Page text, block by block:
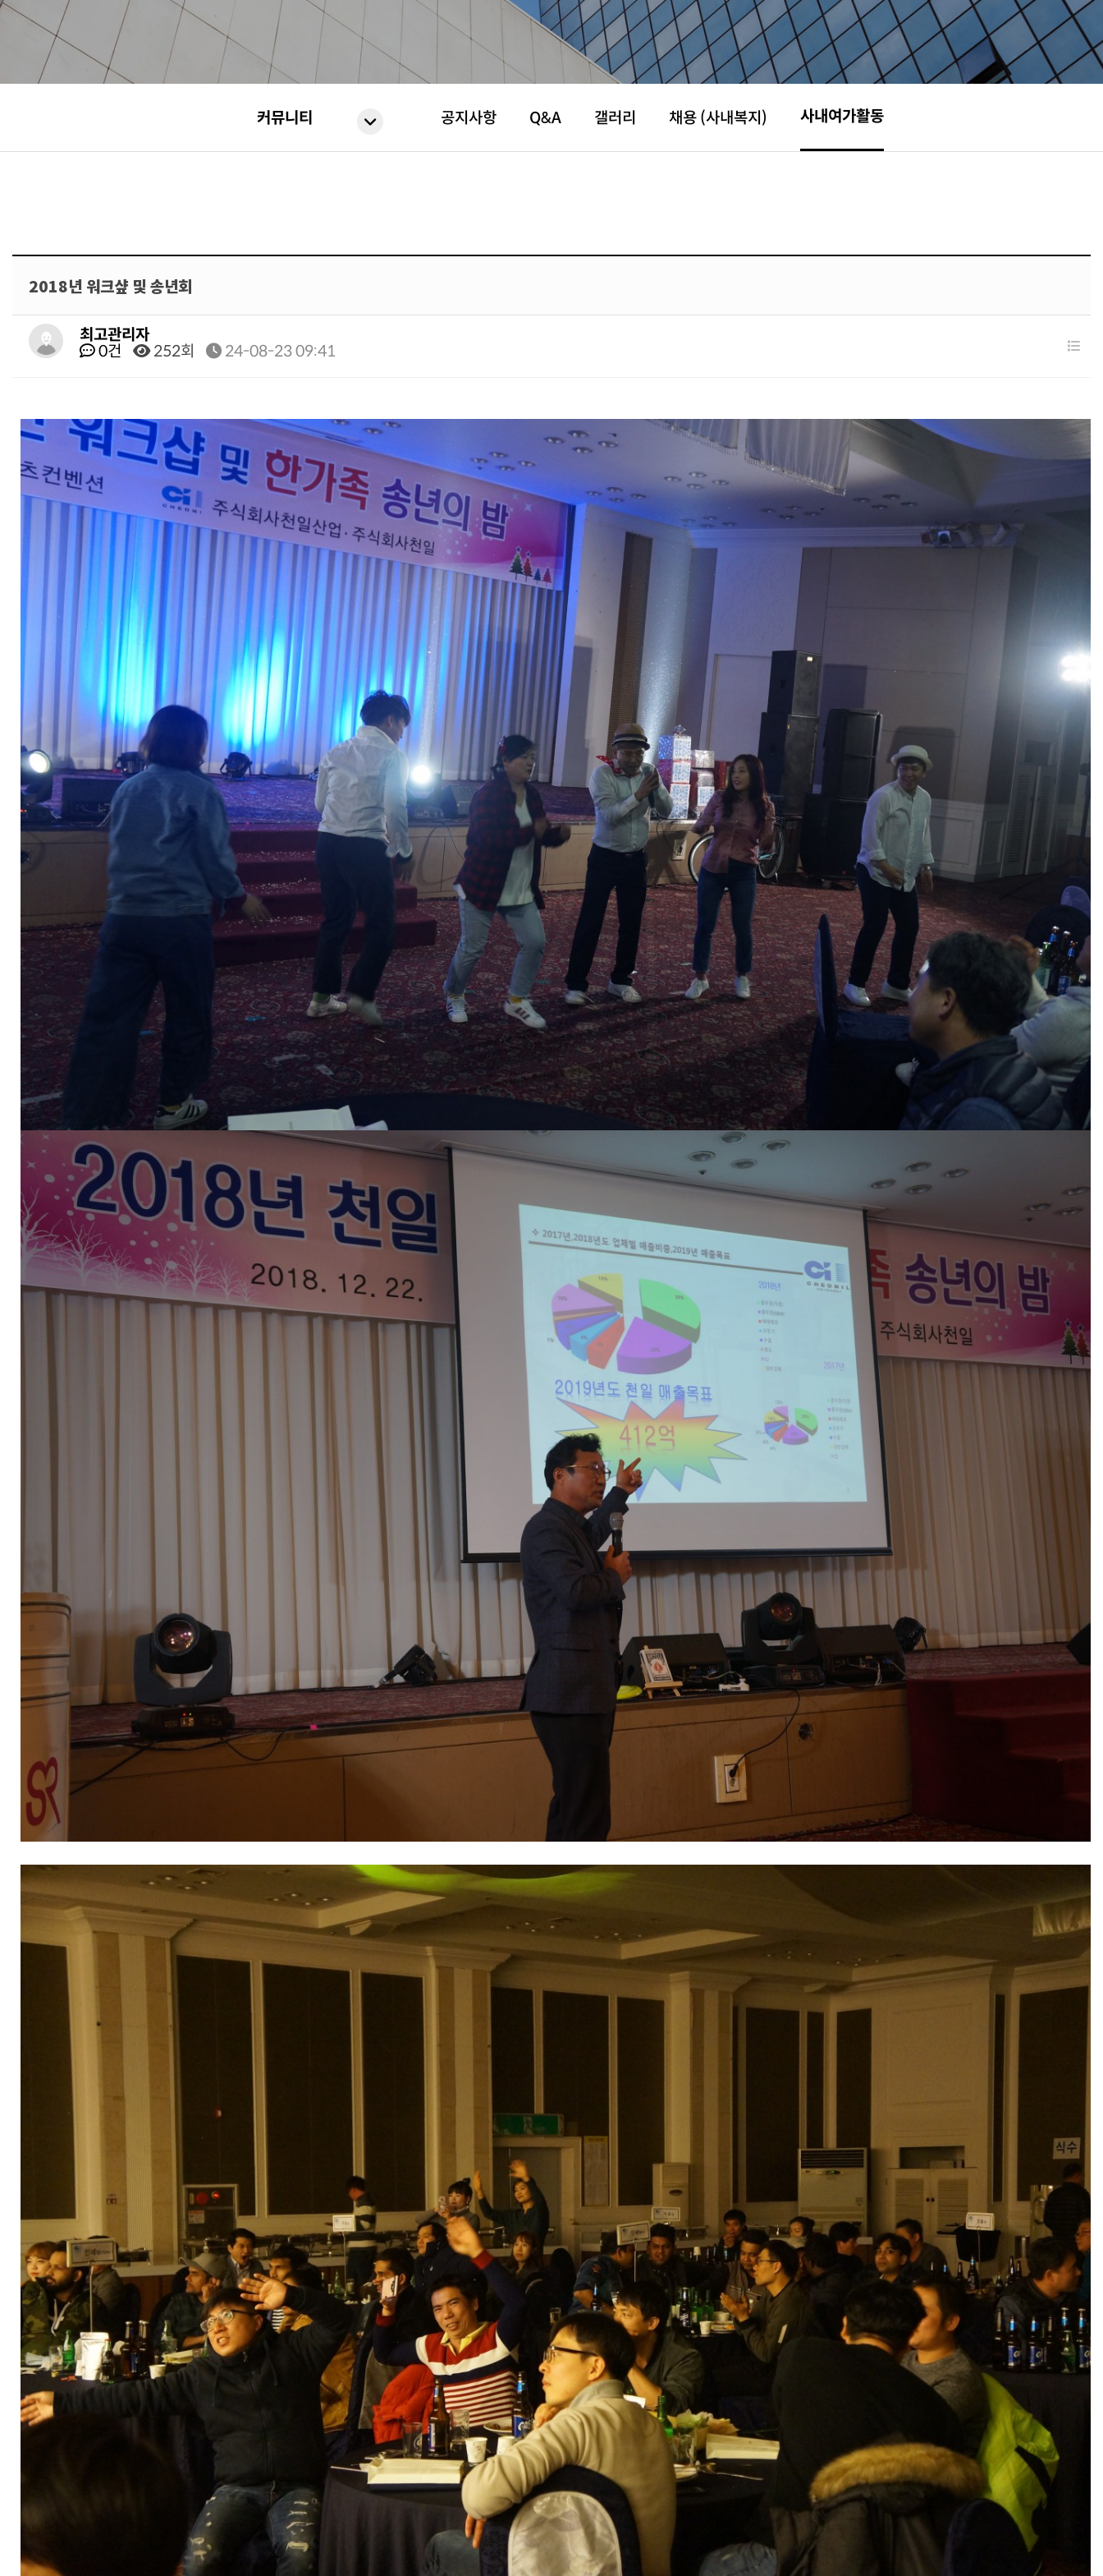
커뮤니티 공지사항 Q&A 갤러리 채용 (사내복지) 사내여가활동
2018년 워크샾 및 송년회
최고관리자
0건
252회 24-08-23 09:41